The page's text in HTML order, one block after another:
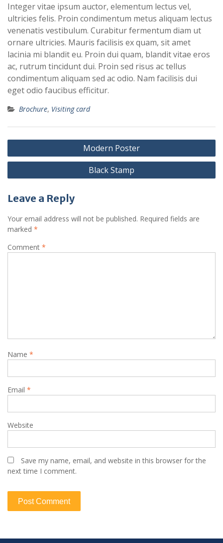
Integer vitae ipsum auctor, elementum lectus vel,
ultricies felis. Proin condimentum metus aliquam lectus
venenatis vestibulum. Curabitur fermentum diam ut
ornare ultricies. Mauris facilisis ex quam, sit amet
lacinia mi blandit eu. Proin dui quam, blandit vitae eros
ac, rutrum tincidunt dui. Proin sed risus ac tellus
condimentum aliquam sed ac odio. Nam facilisis dui
eget odio faucibus efficitur.
Brochure, Visiting card
Post
navigation
Modern Poster
Black Stamp
Leave a Reply
Your email address will not be published. Required fields are
marked *
Comment *
Name *
Email *
Website
Save my name, email, and website in this browser for the
next time I comment.